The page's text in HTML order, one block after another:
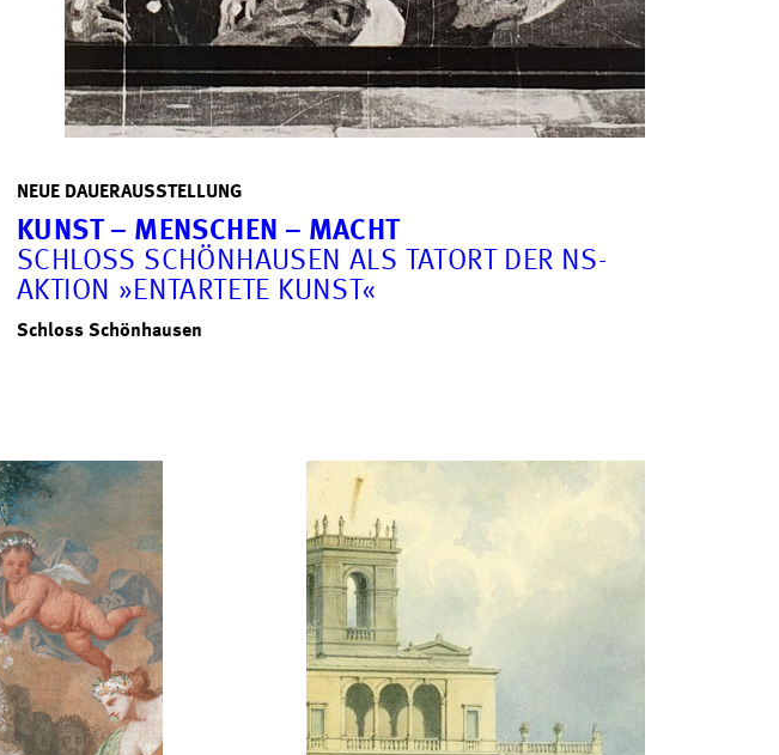
NEUE DAUERAUSSTELLUNG
KUNST – MENSCHEN – MACHT
SCHLOSS SCHÖNHAUSEN ALS TATORT DER NS-
AKTION »ENTARTETE KUNST«
Schloss Schönhausen